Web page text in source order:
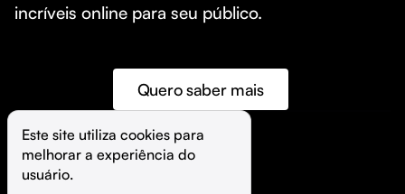
incríveis online para seu público.
Quero saber mais
©️ Hubla Tecnologia Ltda • 2026
Este site utiliza cookies para
melhorar a experiência do
usuário.